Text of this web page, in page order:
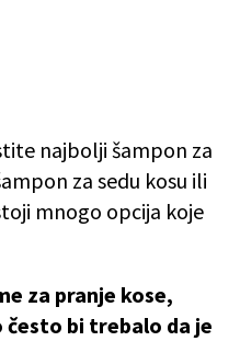
najbolji šampon za
za sedu kosu ili
mnogo opcija koje
za pranje kose,
bi trebalo da je